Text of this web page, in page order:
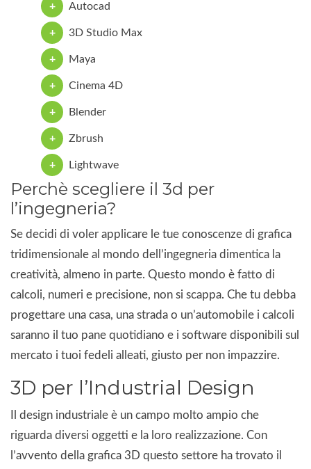
Autocad
3D Studio Max
Maya
Cinema 4D
Blender
Zbrush
Lightwave
Perchè scegliere il 3d per
l’ingegneria?
Se decidi di voler applicare le tue conoscenze di grafica
tridimensionale al mondo dell’ingegneria dimentica la
creatività, almeno in parte. Questo mondo è fatto di
calcoli, numeri e precisione, non si scappa. Che tu debba
progettare una casa, una strada o un’automobile i calcoli
saranno il tuo pane quotidiano e i software disponibili sul
mercato i tuoi fedeli alleati, giusto per non impazzire.
3D per l’Industrial Design
Il design industriale è un campo molto ampio che
riguarda diversi oggetti e la loro realizzazione. Con
l’avvento della grafica 3D questo settore ha trovato il